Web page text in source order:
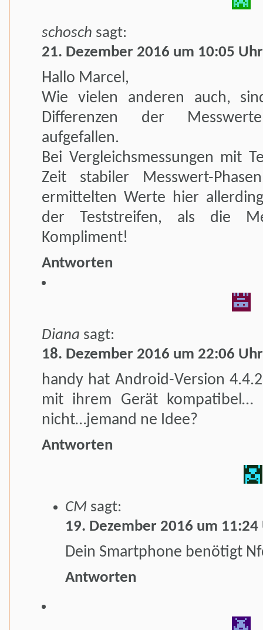
schosch sagt:
21. Dezember 2016 um 10:05 Uhr
Hallo Marcel,
Wie vielen anderen auch,
Differenzen der
aufgefallen.
Bei Vergleichsmessungen mit
Zeit stabiler Messwert-
ermittelten Werte hier
der Teststreifen, als die
Kompliment!
Antworten
Diana sagt:
18. Dezember 2016 um 22:06 Uhr
handy hat Android-Version
mit ihrem Gerät kompatibel…
nicht…jemand ne Idee?
Antworten
CM sagt:
19. Dezember 2016 um 11:24
Dein Smartphone benötigt
Antworten